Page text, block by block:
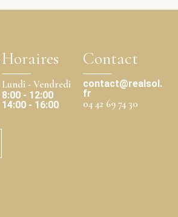
Horaires
Lundi - Vendredi
8:00 - 12:00
14:00 - 16:00
Contact
contact@realsol.
fr
04 42 69 74 30